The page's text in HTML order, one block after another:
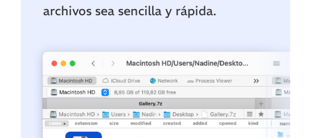
archivos sea sencilla y rápida.